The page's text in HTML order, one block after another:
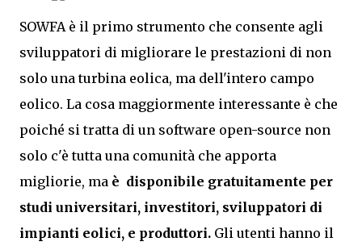
SOWFA è il primo strumento che consente agli
sviluppatori di migliorare le prestazioni di non
solo una turbina eolica, ma dell'intero campo
eolico. La cosa maggiormente interessante è che
poiché si tratta di un software open-source non
solo c'è tutta una comunità che apporta
migliorie, ma è disponibile gratuitamente per
studi universitari, investitori, sviluppatori di
impianti eolici, e produttori. Gli utenti hanno il